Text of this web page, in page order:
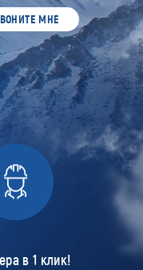
МНЕ
в 1 клик!